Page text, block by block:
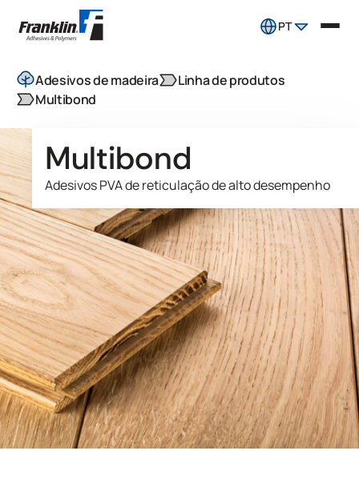
PT
Adesivos de madeira
Linha de produtos
Multibond
Multibond
Adesivos PVA de reticulação de alto desempenho